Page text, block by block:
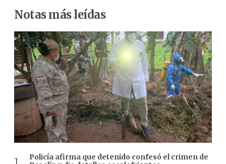
Notas más leídas
Policía afirma que detenido confesó el crimen de